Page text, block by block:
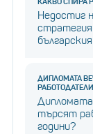
Недостиг
ДИПЛОМАТА
търсят
години?